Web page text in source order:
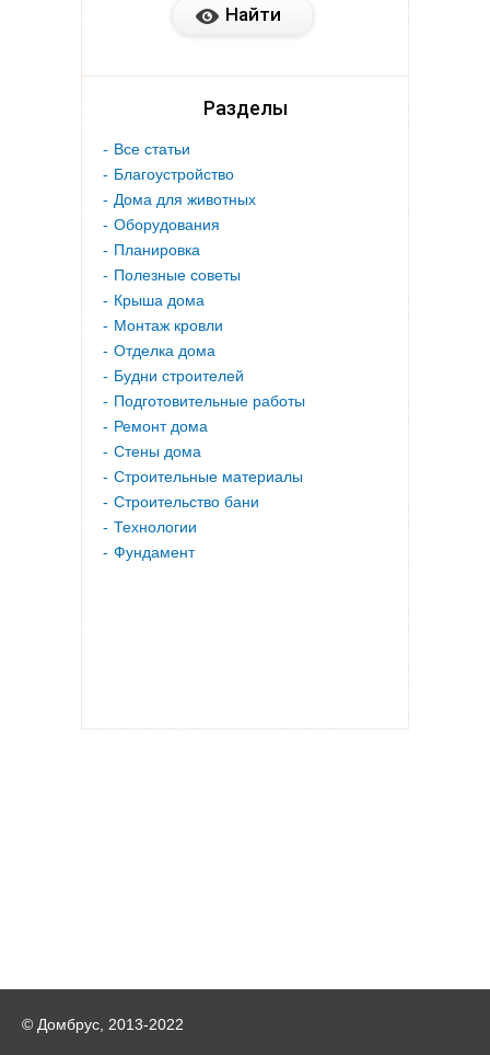
Разделы
Все статьи
Благоустройство
Дома для животных
Оборудования
Планировка
Полезные советы
Крыша дома
Монтаж кровли
Отделка дома
Будни строителей
Подготовительные работы
Ремонт дома
Стены дома
Строительные материалы
Строительство бани
Технологии
Фундамент
© Домбрус, 2013-2022